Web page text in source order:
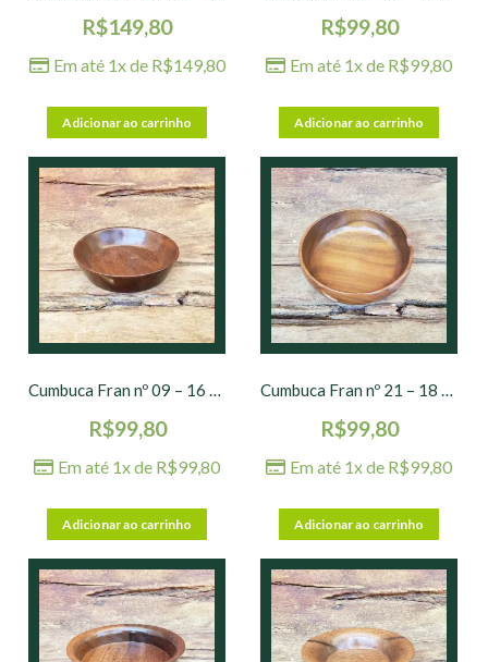
R$149,80
Em até 1x de R$149,80
Adicionar ao carrinho
R$99,80
Em até 1x de R$99,80
Adicionar ao carrinho
Cumbuca Fran nº 09 – 16 x 4 cm
R$99,80
Em até 1x de R$99,80
Adicionar ao carrinho
Cumbuca Fran nº 21 – 18 x 05 cm
R$99,80
Em até 1x de R$99,80
Adicionar ao carrinho